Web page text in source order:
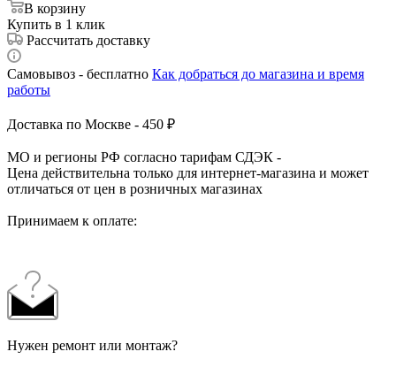
В корзину
Купить в 1 клик
Рассчитать доставку
Самовывоз - бесплатно Как добраться до магазина и время
работы
Доставка по Москве - 450 ₽
МО и регионы РФ согласно тарифам СДЭК -
Цена действительна только для интернет-магазина и может
отличаться от цен в розничных магазинах
Принимаем к оплате:
Нужен ремонт или монтаж?